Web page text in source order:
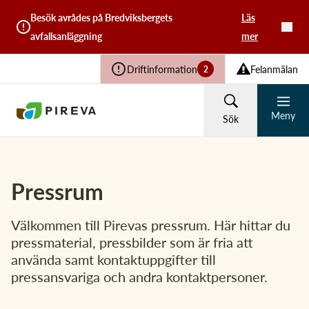
Besök avrådes på Bredviksbergets
avfallsanläggning
Läs
mer
Driftinformation 2 Felanmälan
Sök Meny
Vatten och avlopp
Vad söker du?
Pressrum
Välkommen till Pirevas pressrum. Här hittar du
pressmaterial, pressbilder som är fria att
använda samt kontaktuppgifter till
pressansvariga och andra kontaktpersoner.